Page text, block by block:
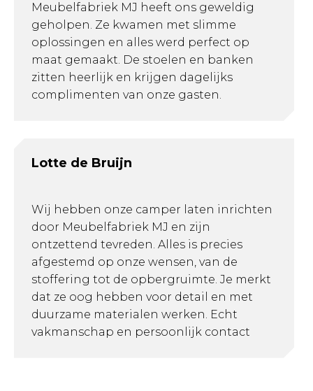
Meubelfabriek MJ heeft ons geweldig
geholpen. Ze kwamen met slimme
oplossingen en alles werd perfect op
maat gemaakt. De stoelen en banken
zitten heerlijk en krijgen dagelijks
complimenten van onze gasten.
Lotte de Bruijn
Wij hebben onze camper laten inrichten
door Meubelfabriek MJ en zijn
ontzettend tevreden. Alles is precies
afgestemd op onze wensen, van de
stoffering tot de opbergruimte. Je merkt
dat ze oog hebben voor detail en met
duurzame materialen werken. Echt
vakmanschap en persoonlijk contact